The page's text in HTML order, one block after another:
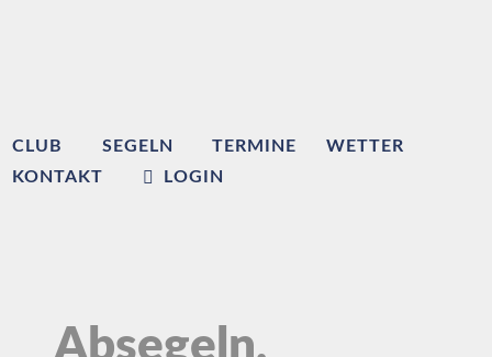
CLUB SEGELN TERMINE
WETTER
KONTAKT
LOGIN
Absegeln,